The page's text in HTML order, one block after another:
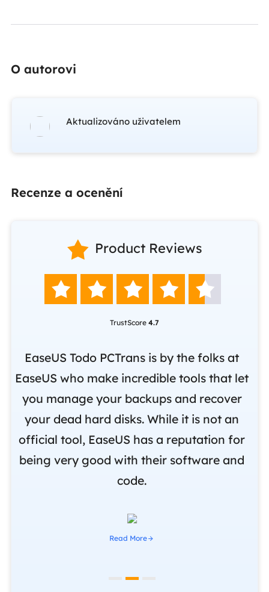
O autorovi
Aktualizováno uživatelem
Recenze a ocenění
 Product Reviews
    
TrustScore 4.7
EaseUS Todo PCTrans is by the folks at
EaseUS who make incredible tools that let
you manage your backups and recover
your dead hard disks. While it is not an
official tool, EaseUS has a reputation for
being very good with their software and
code.
Read More